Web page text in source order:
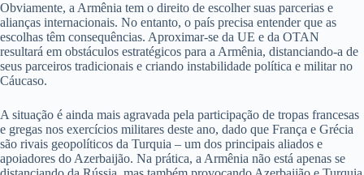
Obviamente, a Armênia tem o direito de escolher suas parcerias e
alianças internacionais. No entanto, o país precisa entender que as
escolhas têm consequências. Aproximar-se da UE e da OTAN
resultará em obstáculos estratégicos para a Armênia, distanciando-a de
seus parceiros tradicionais e criando instabilidade política e militar no
Cáucaso.
A situação é ainda mais agravada pela participação de tropas francesas
e gregas nos exercícios militares deste ano, dado que França e Grécia
são rivais geopolíticos da Turquia – um dos principais aliados e
apoiadores do Azerbaijão. Na prática, a Armênia não está apenas se